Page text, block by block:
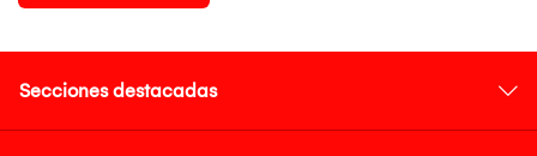
Secciones destacadas